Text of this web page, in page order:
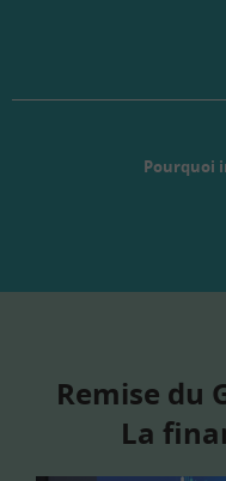
Pourquoi
Remise du
La